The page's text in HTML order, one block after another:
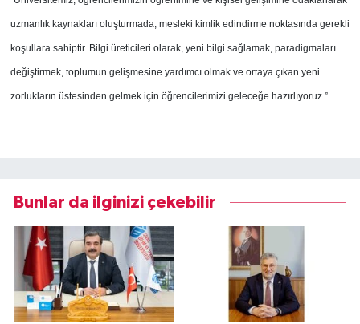
uzmanlık kaynakları oluşturmada, mesleki kimlik edindirme noktasında gerekli
koşullara sahiptir. Bilgi üreticileri olarak, yeni bilgi sağlamak, paradigmaları
değiştirmek, toplumun gelişmesine yardımcı olmak ve ortaya çıkan yeni
zorlukların üstesinden gelmek için öğrencilerimizi geleceğe hazırlıyoruz.”
Bunlar da ilginizi çekebilir